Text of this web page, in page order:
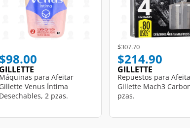
$98.00
GILLETTE
Máquinas para Afeitar
Gillette Venus Íntima
Desechables, 2 pzas.
Price reduced from
$307.70to
$214.90
GILLETTE
Repuestos para
Gillette Mach3
pzas.